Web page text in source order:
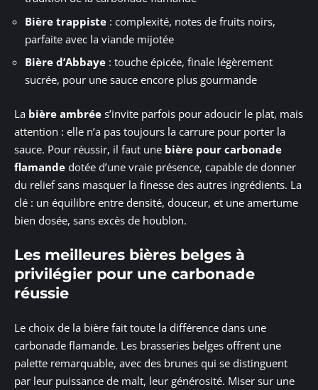
Bière trappiste : complexité, notes de fruits noirs,
parfaite avec la viande mijotée
Bière d’Abbaye : touche épicée, finale légèrement
sucrée, pour une sauce encore plus gourmande
La bière ambrée s’invite parfois pour adoucir le plat, mais
attention : elle n’a pas toujours la carrure pour porter la
sauce. Pour réussir, il faut une bière pour carbonade
flamande dotée d’une vraie présence, capable de donner
du relief sans masquer la finesse des autres ingrédients. La
clé : un équilibre entre densité, douceur, et une amertume
bien dosée, sans excès de houblon.
Les meilleures bières belges à
privilégier pour une carbonade
réussie
Le choix de la bière fait toute la différence dans une
carbonade flamande. Les brasseries belges offrent une
palette remarquable, avec des brunes qui se distinguent
par leur puissance de malt, leur générosité. Miser sur une